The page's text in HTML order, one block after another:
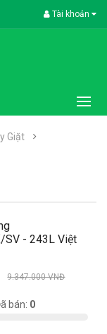
Tài khoản
Giặt
SV - 243L Việt
9.347.000 VNĐ
bán: 0